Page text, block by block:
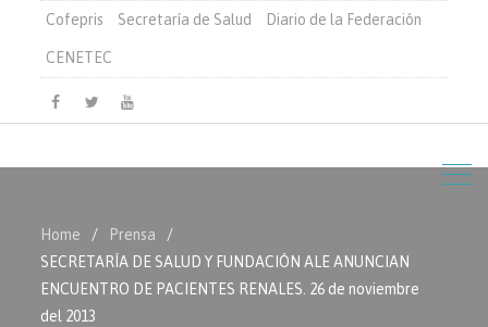
Cofepris Secretaría de Salud Diario de la Federación
CENETEC
Facebook
TwitterYoutube
Home
Prensa
SECRETARÍA DE SALUD Y FUNDACIÓN ALE ANUNCIAN
ENCUENTRO DE PACIENTES RENALES. 26 de noviembre
del 2013